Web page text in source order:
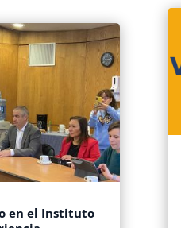
en el Instituto